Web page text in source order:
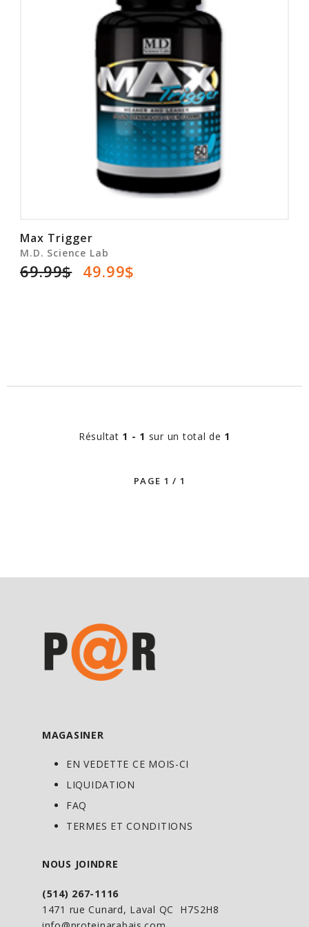
Max Trigger
M.D. Science Lab
69.99$ 49.99$
Résultat 1 - 1 sur un total de 1
MAGASINER
EN VEDETTE CE MOIS-CI
LIQUIDATION
FAQ
TERMES ET CONDITIONS
NOUS JOINDRE
(514) 267-1116
1471 rue Cunard, Laval QC H7S2H8